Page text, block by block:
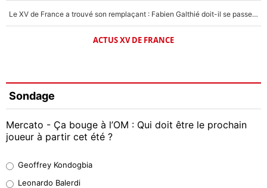
Le XV de France a trouvé son remplaçant : Fabien Galthié doit-il se passer d'Antoine Dupont ?
ACTUS XV DE FRANCE
Sondage
Mercato - Ça bouge à l’OM : Qui doit être le prochain
joueur à partir cet été ?
38%
Geoffrey Kondogbia
Leonardo Balerdi